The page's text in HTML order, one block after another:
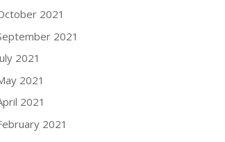
2021
2021
2021
2021
2021
2021